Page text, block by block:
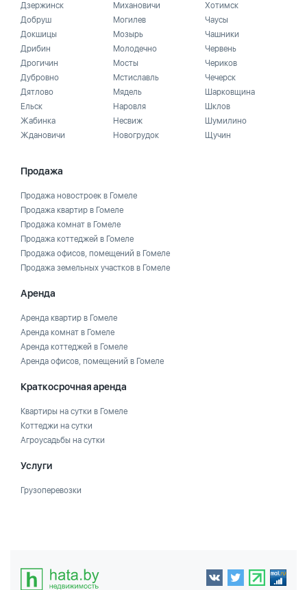
Дзержинск
Добруш
Докшицы
Дрибин
Дрогичин
Дубровно
Дятлово
Ельск
Жабинка
Ждановичи
Михановичи
Могилев
Мозырь
Молодечно
Мосты
Мстиславль
Мядель
Наровля
Несвиж
Новогрудок
Хотимск
Чаусы
Чашники
Червень
Чериков
Чечерск
Шарковщина
Шклов
Шумилино
Щучин
Продажа
Продажа новостроек в Гомеле
Продажа квартир в Гомеле
Продажа комнат в Гомеле
Продажа коттеджей в Гомеле
Продажа офисов, помещений в Гомеле
Продажа земельных участков в Гомеле
Аренда
Аренда квартир в Гомеле
Аренда комнат в Гомеле
Аренда коттеджей в Гомеле
Аренда офисов, помещений в Гомеле
Краткосрочная аренда
Квартиры на сутки в Гомеле
Коттеджи на сутки
Агроусадьбы на сутки
Услуги
Грузоперевозки